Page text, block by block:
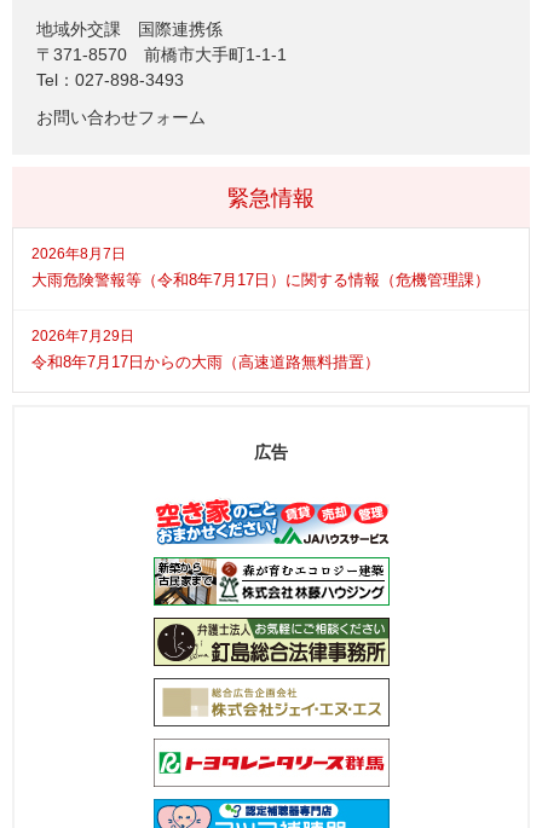
地域外交課
国際連携係
〒371-8570
前橋市大手町1-1-1
Tel：027-898-3493
お問い合わせフォーム
緊急情報
2026年8月7日
大雨危険警報等（令和8年7月17日）に関する情報（危機管理課）
2026年7月29日
令和8年7月17日からの大雨（高速道路無料措置）
広告